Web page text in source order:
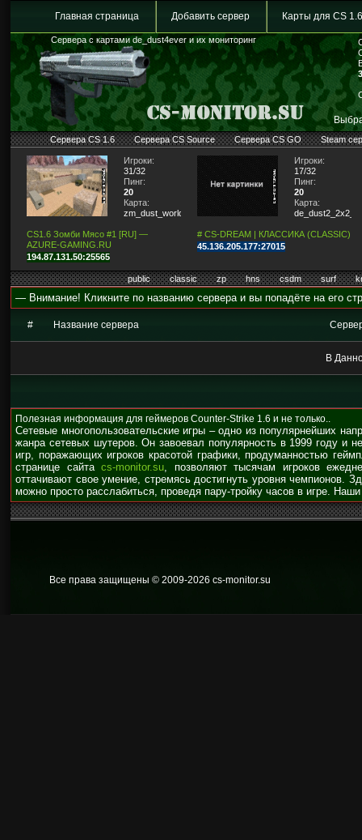
Главная страница Добавить сервер Карты для CS 1.6
Сервера с картами de_dust4ever и их мониторинг
Сервера CS 1.6 Сервера CS Source Сервера CS GO Steam
Игроки:
31/32
Пинг:
20
Карта:
zm_dust_world
CS1.6 Зомби Мясо #1 [RU] —
AZURE-GAMING.RU
194.87.131.50:25565
Игроки:
17/32
Пинг:
20
Карта:
# CS-DREAM | КЛАССИКА (CLASSIC)
45.136.205.177:27015
public classic zp hns csdm surf
— Внимание! Кликните по названию сервера и вы попадёте на его
# Название сервера
В
Полезная информация для геймеров Counter-Strike 1.6 и не только..
Сетевые многопользовательские игры – одно из популярнейших
жанра сетевых шутеров. Он завоевал популярность в 1999 году и
игр, поражающих игроков красотой графики, продуманностью
странице сайта cs-monitor.su, позволяют тысячам игроков
оттачивают свое умение, стремясь достигнуть уровня чемпионов.
можно просто расслабиться, проведя пару-тройку часов в игре.
Все права защищены © 2009-2026 cs-monitor.su